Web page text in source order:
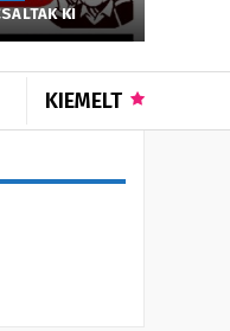
KI
KIEMELT